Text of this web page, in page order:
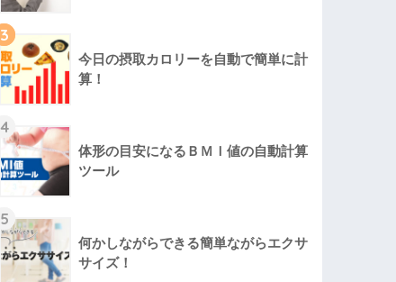
3
今日の摂取カロリーを自動で簡単に計
算！
4
体形の目安になるＢＭＩ値の自動計算
ツール
5
何かしながらできる簡単ながらエクサ
サイズ！